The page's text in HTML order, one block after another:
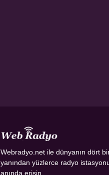
Webradyo.net ile dünyanın dört
yanından yüzlerce radyo
anında erişin.